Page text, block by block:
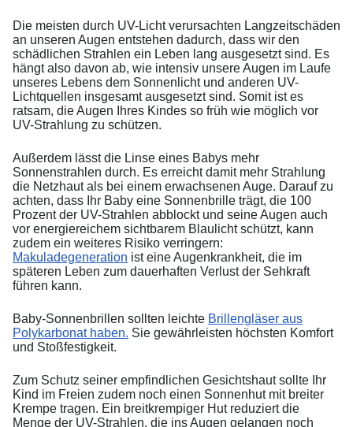
Die meisten durch UV-Licht verursachten Langzeitschäden
an unseren Augen entstehen dadurch, dass wir den
schädlichen Strahlen ein Leben lang ausgesetzt sind. Es
hängt also davon ab, wie intensiv unsere Augen im Laufe
unseres Lebens dem Sonnenlicht und anderen UV-
Lichtquellen insgesamt ausgesetzt sind. Somit ist es
ratsam, die Augen Ihres Kindes so früh wie möglich vor
UV-Strahlung zu schützen.
Außerdem lässt die Linse eines Babys mehr
Sonnenstrahlen durch. Es erreicht damit mehr Strahlung
die Netzhaut als bei einem erwachsenen Auge. Darauf zu
achten, dass Ihr Baby eine Sonnenbrille trägt, die 100
Prozent der UV-Strahlen abblockt und seine Augen auch
vor energiereichem sichtbarem Blaulicht schützt, kann
zudem ein weiteres Risiko verringern:
Makuladegeneration ist eine Augenkrankheit, die im
späteren Leben zum dauerhaften Verlust der Sehkraft
führen kann.
Baby-Sonnenbrillen sollten leichte Brillengläser aus
Polykarbonat haben. Sie gewährleisten höchsten Komfort
und Stoßfestigkeit.
Zum Schutz seiner empfindlichen Gesichtshaut sollte Ihr
Kind im Freien zudem noch einen Sonnenhut mit breiter
Krempe tragen. Ein breitkrempiger Hut reduziert die
Menge der UV-Strahlen, die ins Augen gelangen noch